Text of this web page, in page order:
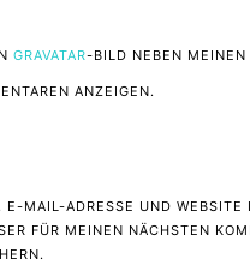
GRAVATAR-BILD NEBEN MEINEN
ANZEIGEN.
E-MAIL-ADRESSE UND WEBSITE
FÜR MEINEN NÄCHSTEN